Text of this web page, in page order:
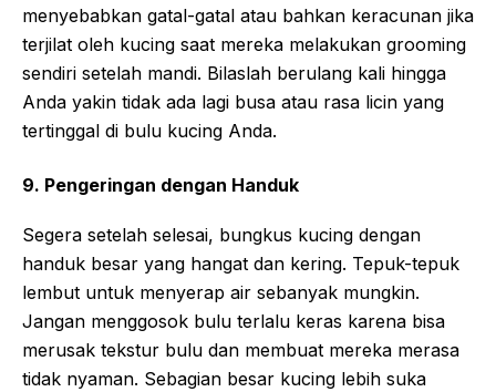
menyebabkan gatal-gatal atau bahkan keracunan jika
terjilat oleh kucing saat mereka melakukan grooming
sendiri setelah mandi. Bilaslah berulang kali hingga
Anda yakin tidak ada lagi busa atau rasa licin yang
tertinggal di bulu kucing Anda.
9. Pengeringan dengan Handuk
Segera setelah selesai, bungkus kucing dengan
handuk besar yang hangat dan kering. Tepuk-tepuk
lembut untuk menyerap air sebanyak mungkin.
Jangan menggosok bulu terlalu keras karena bisa
merusak tekstur bulu dan membuat mereka merasa
tidak nyaman. Sebagian besar kucing lebih suka